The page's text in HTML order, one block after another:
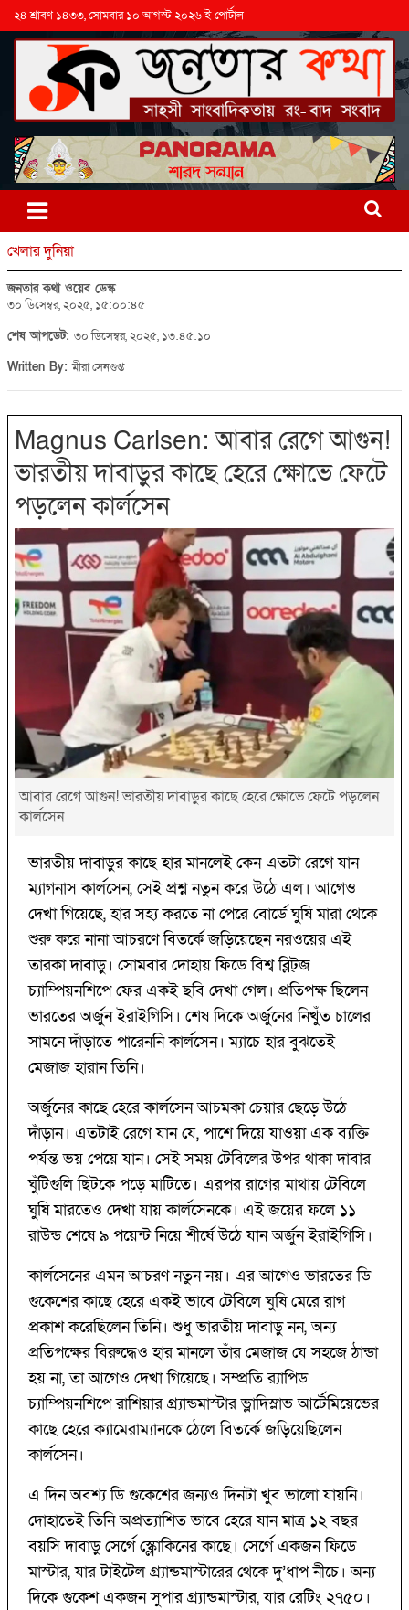
২৪ শ্রাবণ ১৪৩৩, সোমবার ১০ আগস্ট ২০২৬ ই-পোর্টাল
খেলার দুনিয়া
জনতার কথা ওয়েব ডেস্ক
৩০ ডিসেম্বর, ২০২৫, ১৫:০০:৪৫
শেষ আপডেট: ৩০ ডিসেম্বর, ২০২৫, ১৩:৪৫:১০
Written By:মীরা সেনগুপ্ত
Magnus Carlsen: আবার রেগে আগুন!
ভারতীয় দাবাড়ুর কাছে হেরে ক্ষোভে ফেটে
পড়লেন কার্লসেন
আবার রেগে আগুন! ভারতীয় দাবাড়ুর কাছে হেরে ক্ষোভে ফেটে পড়লেন
কার্লসেন
ভারতীয় দাবাড়ুর কাছে হার মানলেই কেন এতটা রেগে যান
ম্যাগনাস কার্লসেন, সেই প্রশ্ন নতুন করে উঠে এল। আগেও
দেখা গিয়েছে, হার সহ্য করতে না পেরে বোর্ডে ঘুষি মারা থেকে
শুরু করে নানা আচরণে বিতর্কে জড়িয়েছেন নরওয়ের এই
তারকা দাবাড়ু। সোমবার দোহায় ফিডে বিশ্ব ব্লিট্‌জ
চ্যাম্পিয়নশিপে ফের একই ছবি দেখা গেল। প্রতিপক্ষ ছিলেন
ভারতের অর্জুন ইরাইগিসি। শেষ দিকে অর্জুনের নিখুঁত চালের
সামনে দাঁড়াতে পারেননি কার্লসেন। ম্যাচে হার বুঝতেই
মেজাজ হারান তিনি।
অর্জুনের কাছে হেরে কার্লসেন আচমকা চেয়ার ছেড়ে উঠে
দাঁড়ান। এতটাই রেগে যান যে, পাশে দিয়ে যাওয়া এক ব্যক্তি
পর্যন্ত ভয় পেয়ে যান। সেই সময় টেবিলের উপর থাকা দাবার
ঘুঁটিগুলি ছিটকে পড়ে মাটিতে। এরপর রাগের মাথায় টেবিলে
ঘুষি মারতেও দেখা যায় কার্লসেনকে। এই জয়ের ফলে ১১
রাউন্ড শেষে ৯ পয়েন্ট নিয়ে শীর্ষে উঠে যান অর্জুন ইরাইগিসি।
কার্লসেনের এমন আচরণ নতুন নয়। এর আগেও ভারতের ডি
গুকেশের কাছে হেরে একই ভাবে টেবিলে ঘুষি মেরে রাগ
প্রকাশ করেছিলেন তিনি। শুধু ভারতীয় দাবাড়ু নন, অন্য
প্রতিপক্ষের বিরুদ্ধেও হার মানলে তাঁর মেজাজ যে সহজে ঠান্ডা
হয় না, তা আগেও দেখা গিয়েছে। সম্প্রতি র‍্যাপিড
চ্যাম্পিয়নশিপে রাশিয়ার গ্র্যান্ডমাস্টার ভ্লাদিস্লাভ আর্টেমিয়েভের
কাছে হেরে ক্যামেরাম্যানকে ঠেলে বিতর্কে জড়িয়েছিলেন
কার্লসেন।
এ দিন অবশ্য ডি গুকেশের জন্যও দিনটা খুব ভালো যায়নি।
দোহাতেই তিনি অপ্রত্যাশিত ভাবে হেরে যান মাত্র ১২ বছর
বয়সি দাবাড়ু সের্গে স্ক্লোকিনের কাছে। সের্গে একজন ফিডে
মাস্টার, যার টাইটেল গ্র্যান্ডমাস্টারের থেকে দু’ধাপ নীচে। অন্য
দিকে গুকেশ একজন সুপার গ্র্যান্ডমাস্টার, যার রেটিং ২৭৫০।